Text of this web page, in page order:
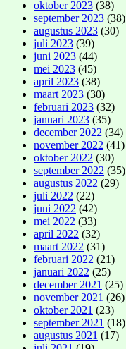
oktober 2023 (38)
september 2023 (38)
augustus 2023 (30)
juli 2023 (39)
juni 2023 (44)
mei 2023 (45)
april 2023 (38)
maart 2023 (30)
februari 2023 (32)
januari 2023 (35)
december 2022 (34)
november 2022 (41)
oktober 2022 (30)
september 2022 (35)
augustus 2022 (29)
juli 2022 (22)
juni 2022 (42)
mei 2022 (33)
april 2022 (32)
maart 2022 (31)
februari 2022 (21)
januari 2022 (25)
december 2021 (25)
november 2021 (26)
oktober 2021 (23)
september 2021 (18)
augustus 2021 (17)